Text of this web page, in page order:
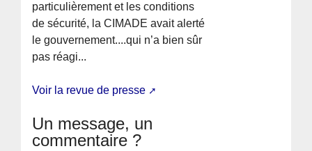
particulièrement et les conditions
de sécurité, la CIMADE avait alerté
le gouvernement....qui n’a bien sûr
pas réagi...
Voir la revue de presse
Un message, un
commentaire ?